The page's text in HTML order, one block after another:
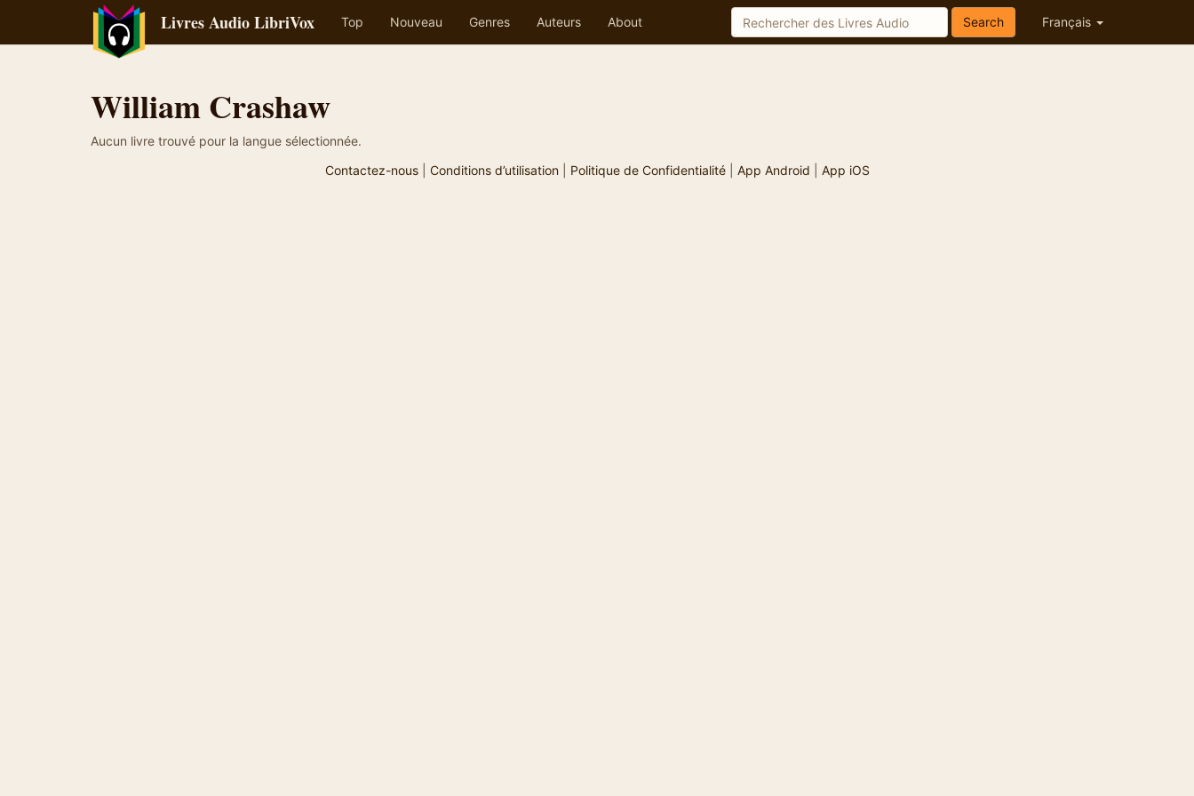
Livres Audio LibriVox Top Nouveau Genres Auteurs About Français
Search
William Crashaw
Aucun livre trouvé pour la langue sélectionnée.
Contactez-nous| Conditions d’utilisation| Politique de Confidentialité| App Android App iOS